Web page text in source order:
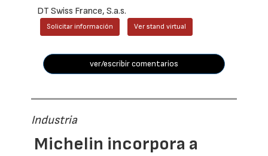
DT Swiss France, S.a.s.
Solicitar información Ver stand virtual
ver/escribir comentarios
Industria
Michelin incorpora a